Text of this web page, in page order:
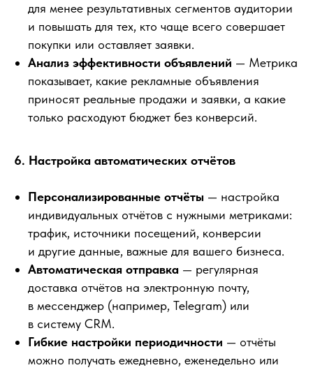
для менее результативных сегментов аудитории
и повышать для тех, кто чаще всего совершает
покупки или оставляет заявки.
Анализ эффективности объявлений — Метрика
показывает, какие рекламные объявления
приносят реальные продажи и заявки, а какие
только расходуют бюджет без конверсий.
6. Настройка автоматических отчётов
Персонализированные отчёты — настройка
индивидуальных отчётов с нужными метриками:
трафик, источники посещений, конверсии
и другие данные, важные для вашего бизнеса.
Автоматическая отправка — регулярная
доставка отчётов на электронную почту,
в мессенджер (например, Telegram) или
в систему CRM.
Гибкие настройки периодичности — отчёты
можно получать ежедневно, еженедельно или